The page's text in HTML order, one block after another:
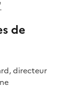
de
directeur